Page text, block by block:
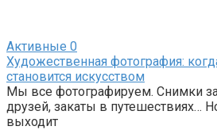
Активные 0
Художественная фотография:
становится искусством
Мы все фотографируем. Снимки
друзей, закаты в путешествиях…
выходит